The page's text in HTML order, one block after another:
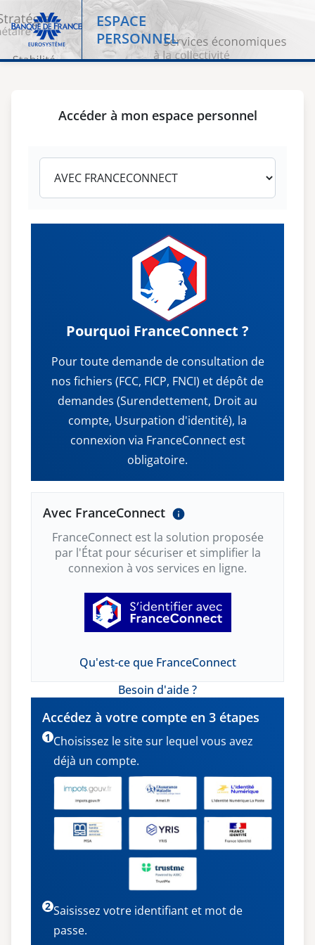
Banque de France
ESPACE
PERSONNEL
Accéder à mon espace personnel
Pourquoi FranceConnect ?
Pour toute demande de consultation de
nos fichiers (FCC, FICP, FNCI) et dépôt de
demandes (Surendettement, Droit au
compte, Usurpation d'identité), la
connexion via FranceConnect est
obligatoire.
Avec FranceConnect
FranceConnect est la solution proposée
par l'État pour sécuriser et simplifier la
connexion à vos services en ligne.
Qu'est-ce que FranceConnect
Besoin d'aide ?
Accédez à votre compte en 3 étapes
1 Choisissez le site sur lequel vous avez
déjà un compte.
2 Saisissez votre identifiant et mot de
passe.